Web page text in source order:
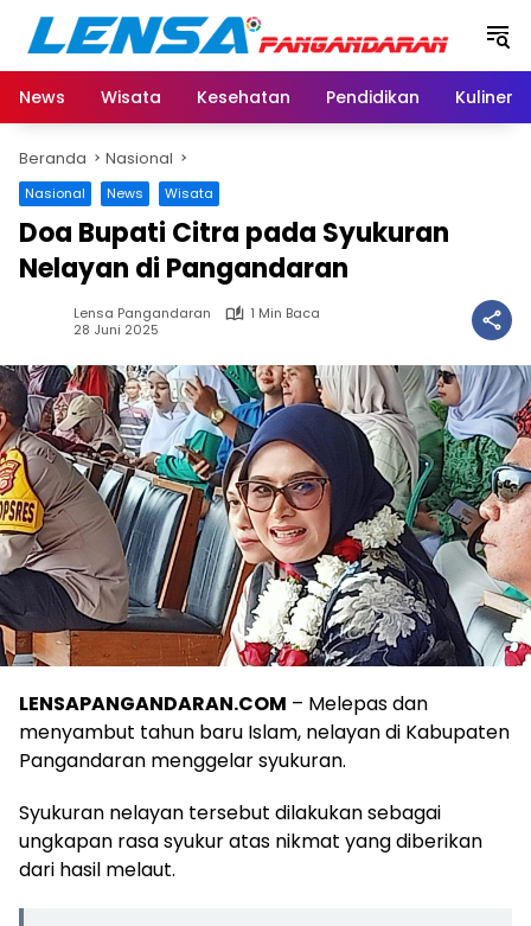
Langsung
konten
News
Wisata Kesehatan Pendidikan Kuliner
Beranda Nasional
Nasional News Wisata
Doa Bupati Citra pada Syukuran
Nelayan di Pangandaran
Lensa Pangandaran
1 Min Baca
28 Juni 2025
LENSAPANGANDARAN.COM – Melepas dan
menyambut tahun baru Islam, nelayan di Kabupaten
Pangandaran menggelar syukuran.
Syukuran nelayan tersebut dilakukan sebagai
ungkapan rasa syukur atas nikmat yang diberikan
dari hasil melaut.